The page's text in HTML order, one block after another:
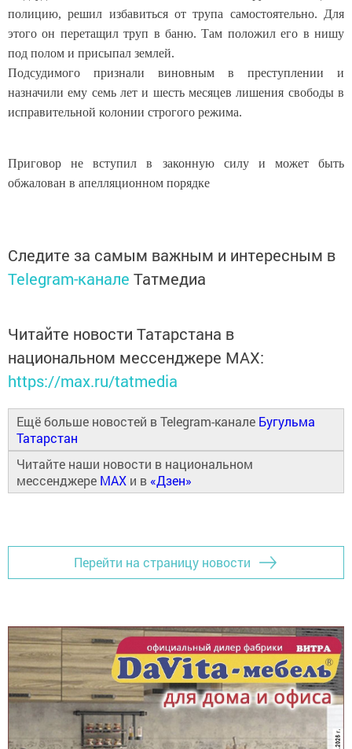
полицию, решил избавиться от трупа самостоятельно. Для
этого он перетащил труп в баню. Там положил его в нишу
под полом и присыпал землей.
Подсудимого признали виновным в преступлении и
назначили ему семь лет и шесть месяцев лишения свободы в
исправительной колонии строгого режима.
Приговор не вступил в законную силу и может быть
обжалован в апелляционном порядке
Следите за самым важным и интересным в
Telegram-канале Татмедиа
Читайте новости Татарстана в
национальном мессенджере MАХ:
https://max.ru/tatmedia
Ещё больше новостей в Telegram-канале Бугульма
Татарстан
Читайте наши новости в национальном
мессенджере MAX и в «Дзен»
Перейти на страницу новости